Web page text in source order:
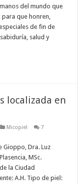
del mundo que
que honren,
de fin de
salud y
localizada en
Micopiel
7
Gioppo, Dra. Luz
MSc.
la Ciudad
A.H. Tipo de piel: